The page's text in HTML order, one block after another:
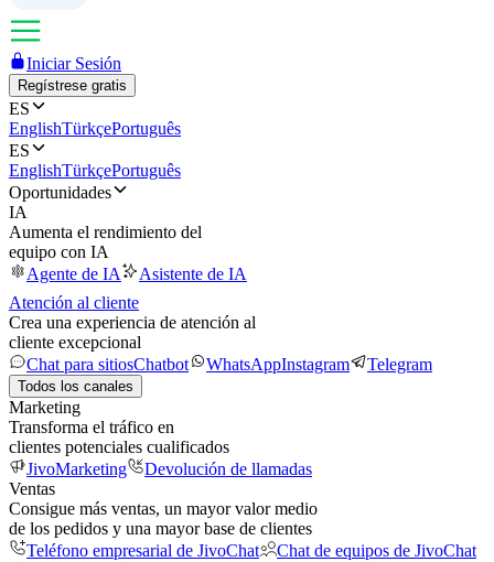
Iniciar Sesión
Regístrese gratis
ES
EnglishTürkçePortuguês
ES
EnglishTürkçePortuguês
Oportunidades
IA
Aumenta el rendimiento del
equipo con IA
Agente de IA
Asistente de IA
Atención al cliente
Crea una experiencia de atención al
cliente excepcional
Chat para sitiosChatbot WhatsAppInstagram Telegram
Todos los canales
Marketing
Transforma el tráfico en
clientes potenciales cualificados
JivoMarketing
Devolución de llamadas
Ventas
Consigue más ventas, un mayor valor medio
de los pedidos y una mayor base de clientes
Teléfono empresarial de JivoChat
Chat de equipos de JivoChat